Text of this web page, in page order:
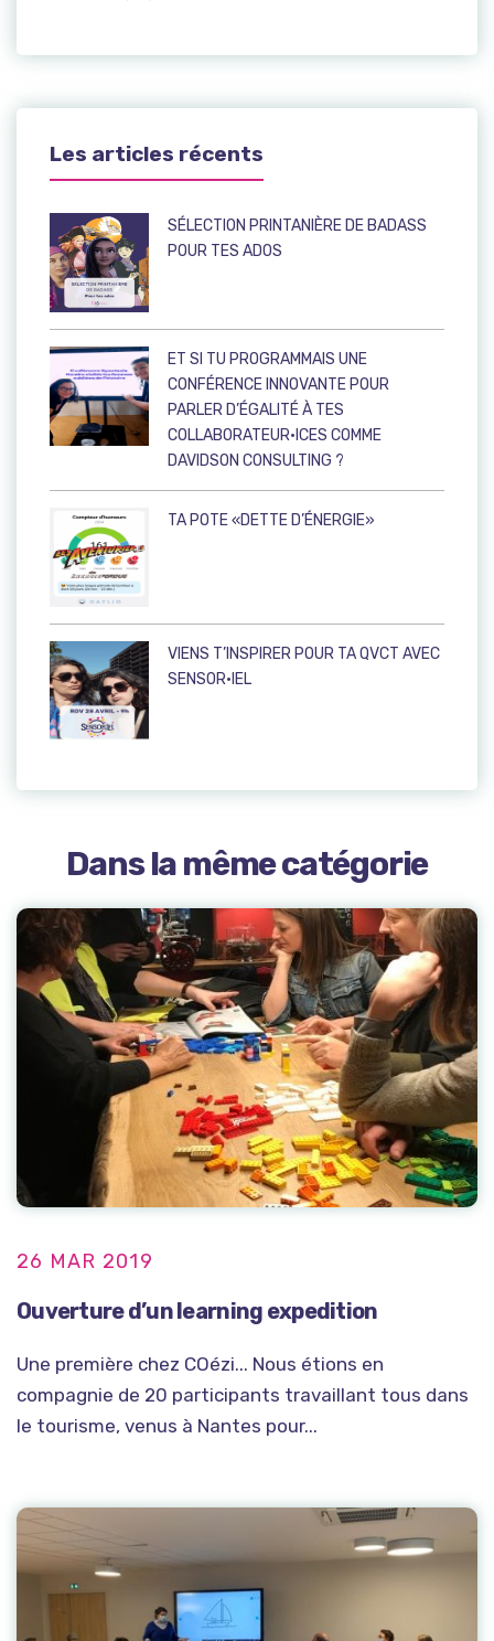
Les articles récents
SÉLECTION PRINTANIÈRE DE BADASS
POUR TES ADOS
ET SI TU PROGRAMMAIS UNE
CONFÉRENCE INNOVANTE POUR
PARLER D’ÉGALITÉ À TES
COLLABORATEUR·ICES COMME
DAVIDSON CONSULTING ?
TA POTE «DETTE D’ÉNERGIE»
VIENS T’INSPIRER POUR TA QVCT AVEC
SENSOR·IEL
Dans la même catégorie
26 MAR 2019
Ouverture d’un learning expedition
Une première chez COézi... Nous étions en
compagnie de 20 participants travaillant tous dans
le tourisme, venus à Nantes pour...